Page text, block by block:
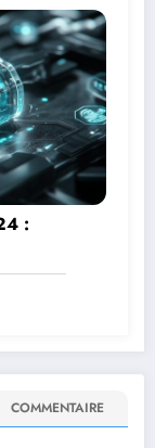
:
COMMENTAIRE